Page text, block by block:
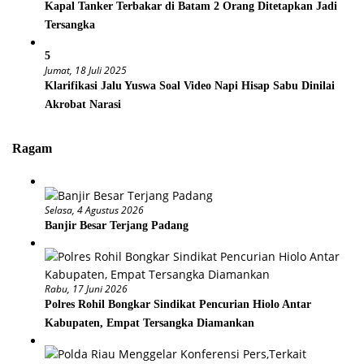
Kapal Tanker Terbakar di Batam 2 Orang Ditetapkan Jadi
Tersangka
5
Jumat, 18 Juli 2025
Klarifikasi Jalu Yuswa Soal Video Napi Hisap Sabu Dinilai
Akrobat Narasi
Ragam
Selasa, 4 Agustus 2026
Banjir Besar Terjang Padang
Rabu, 17 Juni 2026
Polres Rohil Bongkar Sindikat Pencurian Hiolo Antar
Kabupaten, Empat Tersangka Diamankan